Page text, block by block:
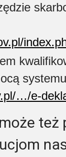
…/e-